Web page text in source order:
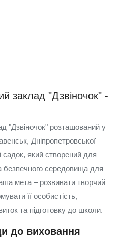
заклад "Дзвіночок" -
"Дзвіночок" розташований у
Дніпропетровської
який створений для
безпечного середовища для
мета – розвивати творчий
її особистість,
та підготовку до школи.
до виховання